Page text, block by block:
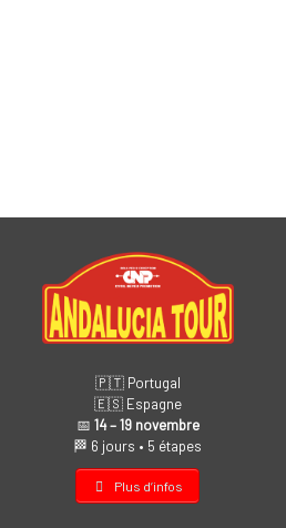
🇵🇹 Portugal
🇪🇸 Espagne
📅 14 – 19 novembre
🏁 6 jours • 5 étapes
Plus d’infos